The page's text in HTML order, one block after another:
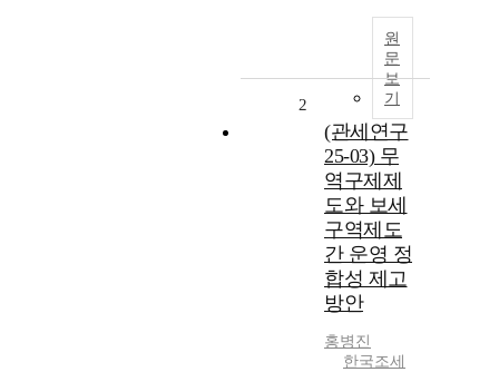
원
문
보
기
2
(관세연구
25-03) 무
역구제제
도와 보세
구역제도
간 운영 정
합성 제고
방안
홍병진
한국조세